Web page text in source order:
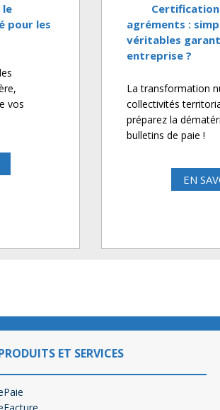
le
pour les
vos
agréments :
véritables
entreprise ?
La transformation
collectivités
préparez la
bulletins de paie !
EN
ET SERVICES